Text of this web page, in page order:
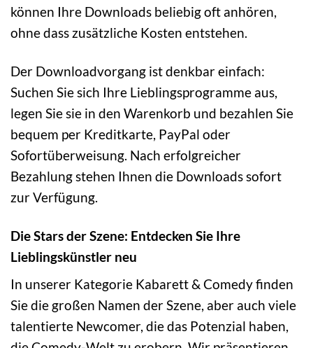
können Ihre Downloads beliebig oft anhören,
ohne dass zusätzliche Kosten entstehen.
Der Downloadvorgang ist denkbar einfach:
Suchen Sie sich Ihre Lieblingsprogramme aus,
legen Sie sie in den Warenkorb und bezahlen Sie
bequem per Kreditkarte, PayPal oder
Sofortüberweisung. Nach erfolgreicher
Bezahlung stehen Ihnen die Downloads sofort
zur Verfügung.
Die Stars der Szene: Entdecken Sie Ihre
Lieblingskünstler neu
In unserer Kategorie Kabarett & Comedy finden
Sie die großen Namen der Szene, aber auch viele
talentierte Newcomer, die das Potenzial haben,